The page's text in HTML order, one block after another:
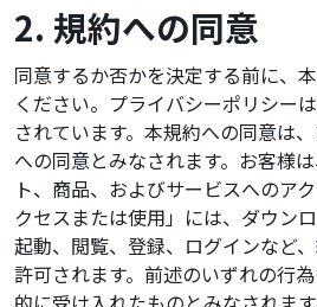
2. 規約への同意
同意するか否かを決定する前に、
ください。プライバシーポリシー
されています。本規約への同意は
への同意とみなされます。お客様
ト、商品、およびサービスへのア
クセスまたは使用」には、ダウン
起動、閲覧、登録、ログインなど
許可されます。前述のいずれの行